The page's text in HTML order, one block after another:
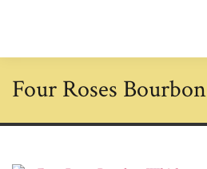
Four Roses Bourbon